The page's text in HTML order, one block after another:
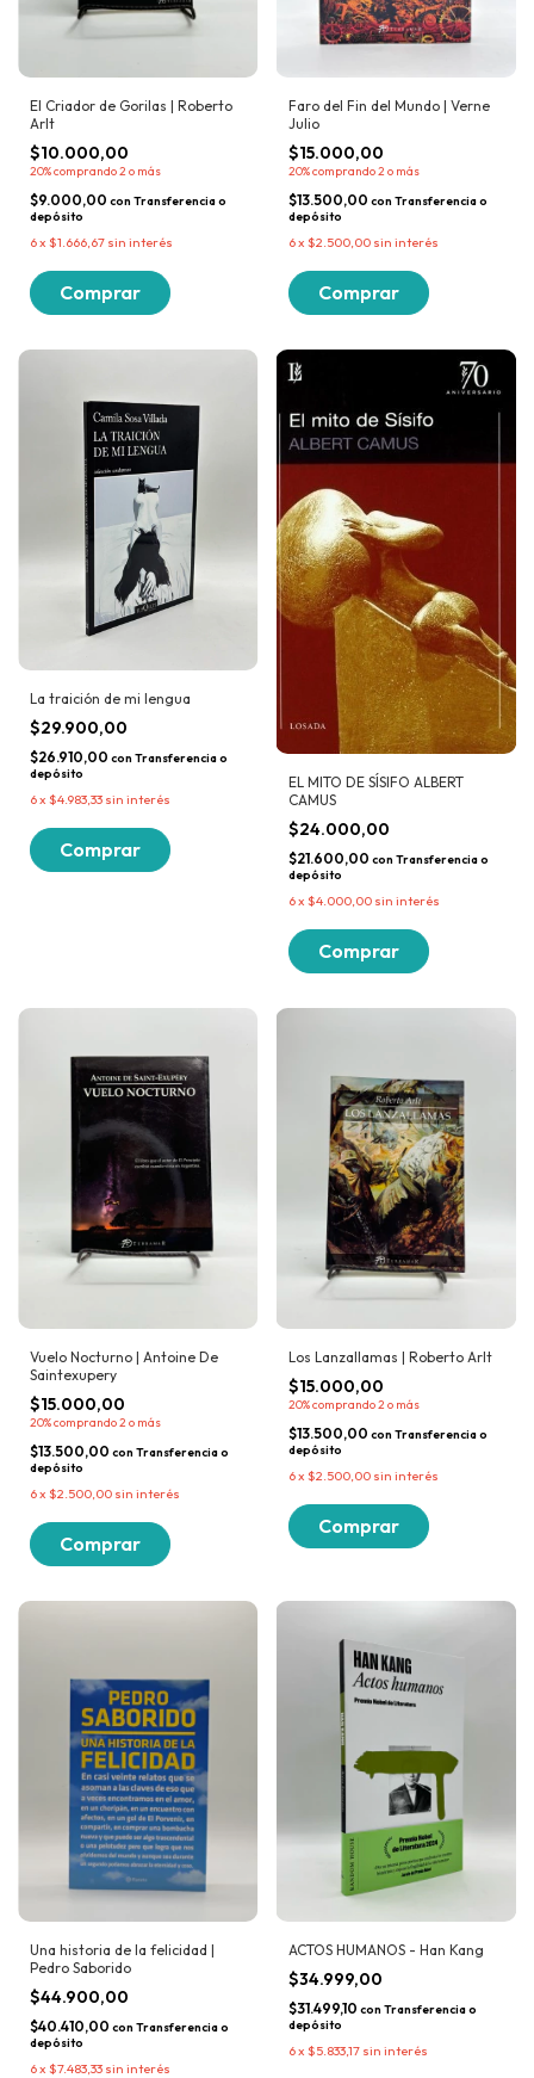
El Criador de Gorilas | Roberto
Arlt
$10.000,00
20%comprando 2 o más
$9.000,00 con Transferencia o
depósito
6x $1.666,67 sin interés
Faro del Fin del Mundo | Verne
Julio
$15.000,00
20%comprando 2 o más
$13.500,00 con Transferencia o
depósito
6x $2.500,00 sin interés
La traición de mi lengua
$29.900,00
$26.910,00 con Transferencia o
depósito
6x $4.983,33 sin interés
EL MITO DE SÍSIFO ALBERT
CAMUS
$24.000,00
$21.600,00 con Transferencia o
depósito
6x $4.000,00 sin interés
Vuelo Nocturno | Antoine De
Saintexupery
$15.000,00
20%comprando 2 o más
$13.500,00 con Transferencia o
depósito
6x $2.500,00 sin interés
Los Lanzallamas | Roberto Arlt
$15.000,00
20%comprando 2 o más
$13.500,00 con Transferencia o
depósito
6x $2.500,00 sin interés
Una historia de la felicidad |
Pedro Saborido
$44.900,00
$40.410,00 con Transferencia o
depósito
6x $7.483,33 sin interés
ACTOS HUMANOS - Han Kang
$34.999,00
$31.499,10 con Transferencia o
depósito
6x $5.833,17 sin interés